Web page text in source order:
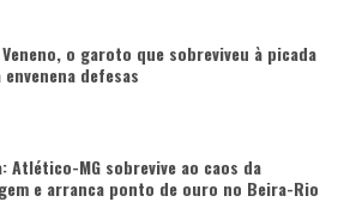
o garoto que sobreviveu à picada
envenena defesas
Atlético-MG sobrevive ao caos da
e arranca ponto de ouro no Beira-Rio